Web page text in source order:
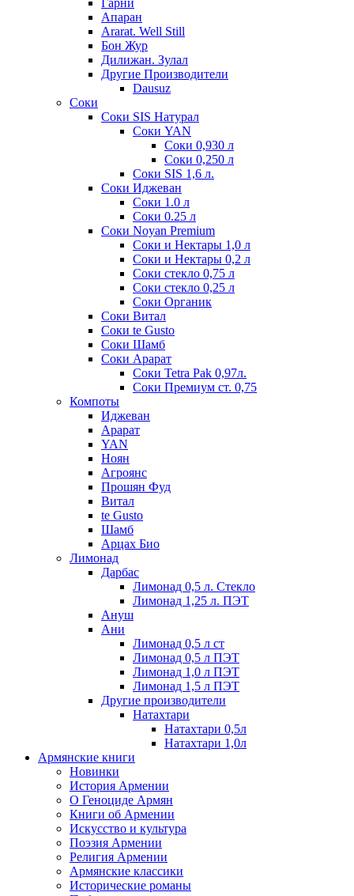
Гарни
Апаран
Ararat. Well Still
Бон Жур
Дилижан. Зулал
Другие Производители
Dausuz
Соки
Соки SIS Натурал
Соки YAN
Соки 0,930 л
Соки 0,250 л
Соки SIS 1,6 л.
Соки Иджеван
Соки 1.0 л
Соки 0.25 л
Соки Noyan Premium
Соки и Нектары 1,0 л
Соки и Нектары 0,2 л
Соки стекло 0,75 л
Соки стекло 0,25 л
Соки Органик
Соки Витал
Соки te Gusto
Соки Шамб
Соки Арарат
Соки Tetra Pak 0,97л.
Соки Премиум ст. 0,75
Компоты
Иджеван
Арарат
YAN
Ноян
Агроянс
Прошян Фуд
Витал
te Gusto
Шамб
Арцах Био
Лимонад
Дарбас
Лимонад 0,5 л. Стекло
Лимонад 1,25 л. ПЭТ
Ануш
Ани
Лимонад 0,5 л ст
Лимонад 0,5 л ПЭТ
Лимонад 1,0 л ПЭТ
Лимонад 1,5 л ПЭТ
Другие производители
Натахтари
Натахтари 0,5л
Натахтари 1,0л
Армянские книги
Новинки
История Армении
О Геноциде Армян
Книги об Армении
Иcкусство и культура
Поэзия Армении
Религия Армении
Армянские классики
Исторические романы